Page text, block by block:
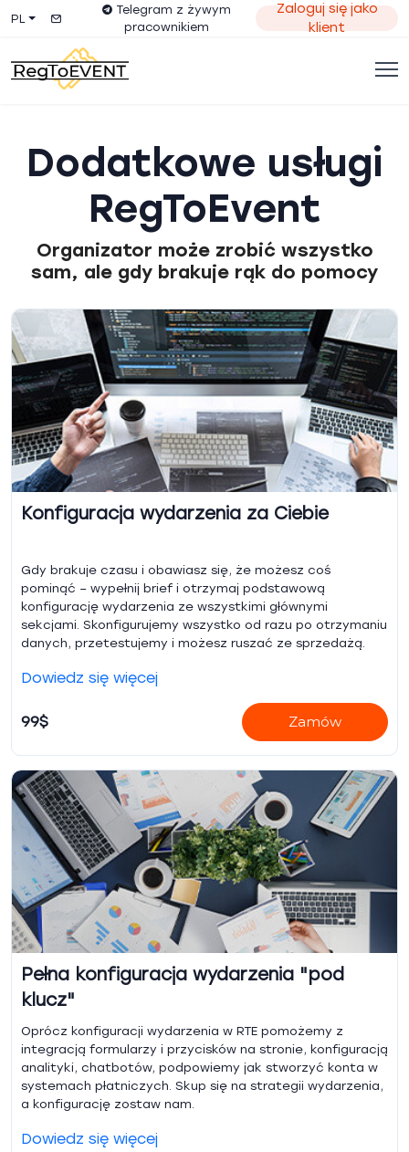
PL
Telegram z żywym
pracownikiem
Zaloguj się jako
klient
Dodatkowe usługi
RegToEvent
Organizator może zrobić wszystko
sam, ale gdy brakuje rąk do pomocy
Konfiguracja wydarzenia za Ciebie
Gdy brakuje czasu i obawiasz się, że możesz coś
pominąć – wypełnij brief i otrzymaj podstawową
konfigurację wydarzenia ze wszystkimi głównymi
sekcjami. Skonfigurujemy wszystko od razu po otrzymaniu
danych, przetestujemy i możesz ruszać ze sprzedażą.
Dowiedz się więcej
99$ Zamów
Pełna konfiguracja wydarzenia "pod
klucz"
Oprócz konfiguracji wydarzenia w RTE pomożemy z
integracją formularzy i przycisków na stronie, konfiguracją
analityki, chatbotów, podpowiemy jak stworzyć konta w
systemach płatniczych. Skup się na strategii wydarzenia,
a konfigurację zostaw nam.
Dowiedz się więcej